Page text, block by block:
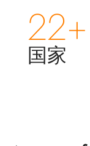
22+
国家